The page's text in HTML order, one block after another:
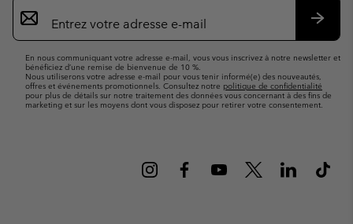
Inscription
par
e-
En nous communiquant votre adresse e-mail, vous vous inscrivez à notre newsletter et
bénéficiez d’une remise de bienvenue de 10 %.
Nous utiliserons votre adresse e-mail pour vous tenir informé(e) des nouveautés,
offres et événements promotionnels. Consultez notre politique de confidentialité
pour plus de détails sur notre traitement des données vous concernant à des fins de
marketing et sur les moyens dont vous disposez pour retirer votre consentement.